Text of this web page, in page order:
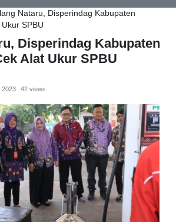
Nataru, Disperindag Kabupaten
SPBU
Disperindag Kabupaten
Alat Ukur SPBU
2023 42 views